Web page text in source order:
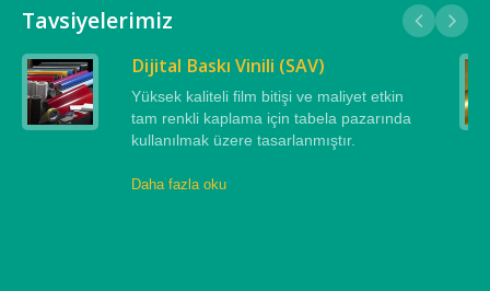
Tavsiyelerimiz
Dijital Baskı Vinili (SAV)
Yüksek kaliteli film bitişi ve maliyet etkin
tam renkli kaplama için tabela pazarında
kullanılmak üzere tasarlanmıştır.
Daha fazla oku